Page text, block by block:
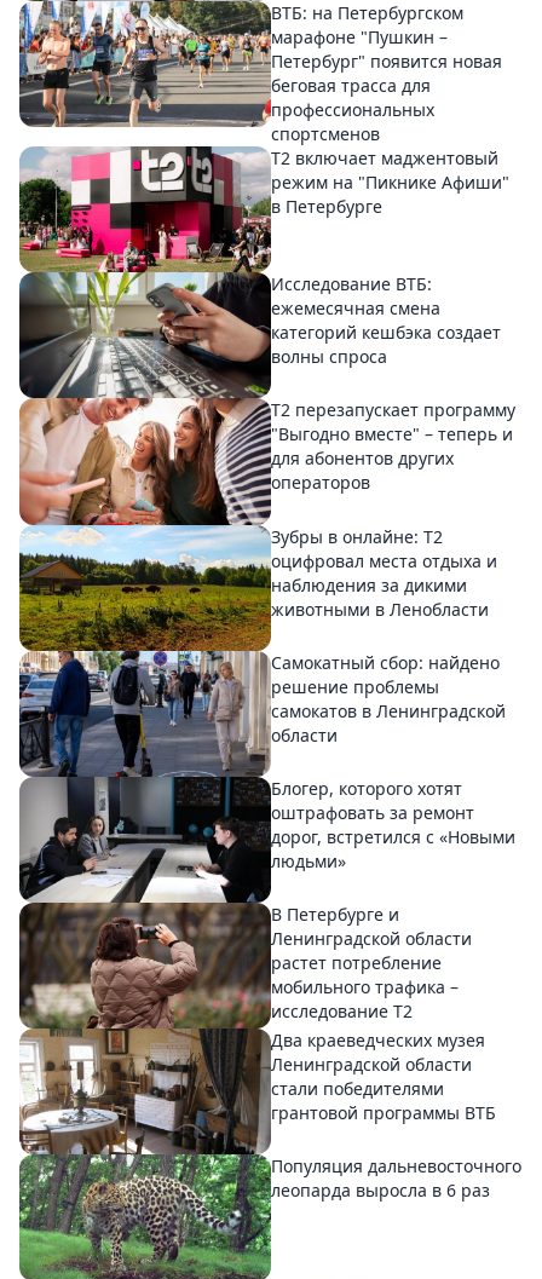
ВТБ: на Петербургском
марафоне "Пушкин –
Петербург" появится новая
беговая трасса для
профессиональных
спортсменов
Т2 включает маджентовый
режим на "Пикнике Афиши"
в Петербурге
Исследование ВТБ:
ежемесячная смена
категорий кешбэка создает
волны спроса
Т2 перезапускает программу
"Выгодно вместе" – теперь и
для абонентов других
операторов
Зубры в онлайне: Т2
оцифровал места отдыха и
наблюдения за дикими
животными в Ленобласти
Самокатный сбор: найдено
решение проблемы
самокатов в Ленинградской
области
Блогер, которого хотят
оштрафовать за ремонт
дорог, встретился с «Новыми
людьми»
В Петербурге и
Ленинградской области
растет потребление
мобильного трафика –
исследование T2
Два краеведческих музея
Ленинградской области
стали победителями
грантовой программы ВТБ
Популяция дальневосточного
леопарда выросла в 6 раз